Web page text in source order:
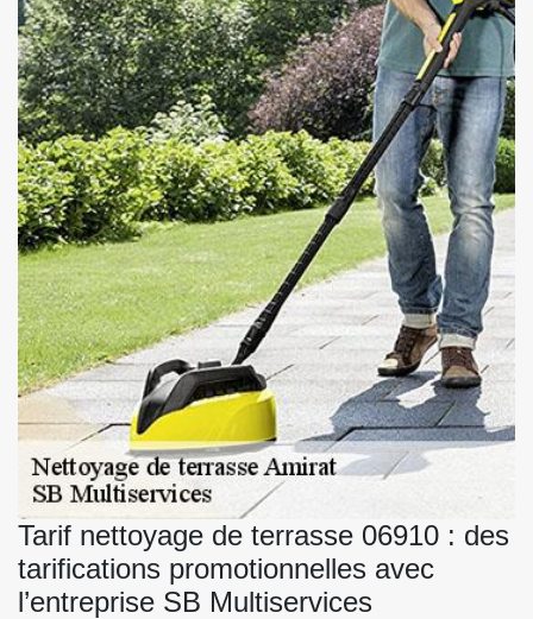
Tarif nettoyage de terrasse 06910 : des
tarifications promotionnelles avec
l’entreprise SB Multiservices